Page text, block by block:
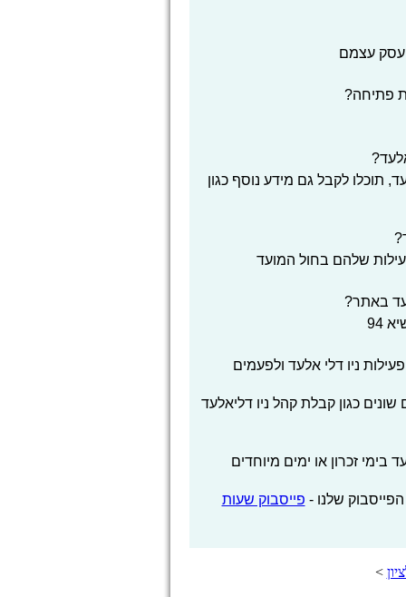
עצמם
פתיחה?
תוכלו לקבל גם מידע נוסף כגון
שלהם בחול המועד
באתר?
94
ניו דלי אלעד ולפעמים
כגון קבלת קהל ניו דליאלעד
זכרון או ימים מיוחדים
שלנו - פייסבוק שעות
>